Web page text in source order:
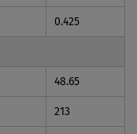
0.425
48.65
213